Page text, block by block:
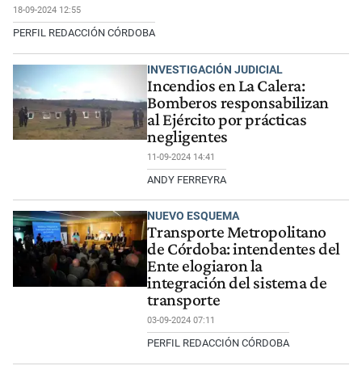
18-09-2024 12:55
PERFIL REDACCIÓN CÓRDOBA
INVESTIGACIÓN JUDICIAL
Incendios en La Calera:
Bomberos responsabilizan
al Ejército por prácticas
negligentes
11-09-2024 14:41
ANDY FERREYRA
NUEVO ESQUEMA
Transporte Metropolitano
de Córdoba: intendentes del
Ente elogiaron la
integración del sistema de
transporte
03-09-2024 07:11
PERFIL REDACCIÓN CÓRDOBA